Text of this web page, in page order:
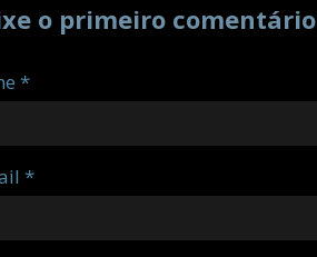
o primeiro comentário
*
*